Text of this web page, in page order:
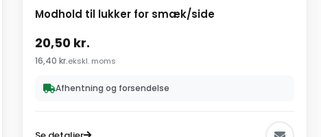
Modhold til lukker for smæk/side
20,50 kr.
16,40 kr.ekskl. moms
Afhentning og forsendelse